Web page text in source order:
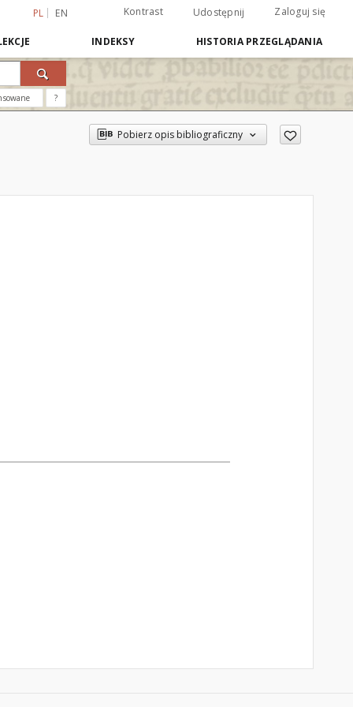
PL EN Kontrast Udostępnij Zaloguj się
INDEKSY HISTORIA PRZEGLĄDANIA
?
Pobierz opis bibliograficzny